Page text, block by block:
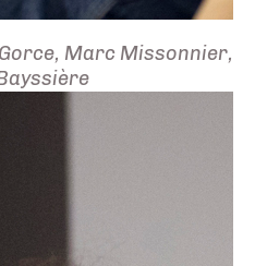
Marc Missonnier,